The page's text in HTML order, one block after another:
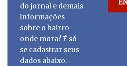
do jornal e demais
informações
sobre o bairro
onde mora? É só
se cadastrar seus
dados abaixo.